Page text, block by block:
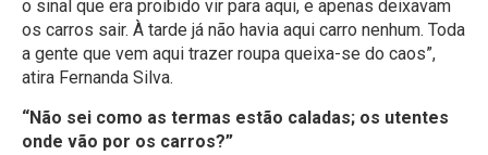
o sinal que era proibido vir para aqui, e apenas deixavam
os carros sair. À tarde já não havia aqui carro nenhum. Toda
a gente que vem aqui trazer roupa queixa-se do caos”,
atira Fernanda Silva.
“Não sei como as termas estão caladas; os utentes
onde vão por os carros?”